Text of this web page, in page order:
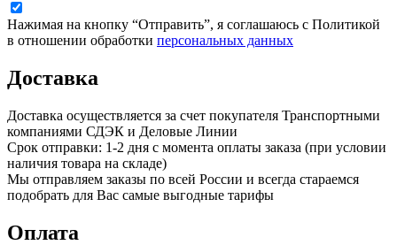
Нажимая на кнопку “Отправить”, я соглашаюсь с Политикой
в отношении обработки персональных данных
Доставка
Доставка осуществляется за счет покупателя Транспортными
компаниями СДЭК и Деловые Линии
Срок отправки: 1-2 дня с момента оплаты заказа (при условии
наличия товара на складе)
Мы отправляем заказы по всей России и всегда стараемся
подобрать для Вас самые выгодные тарифы
Оплата